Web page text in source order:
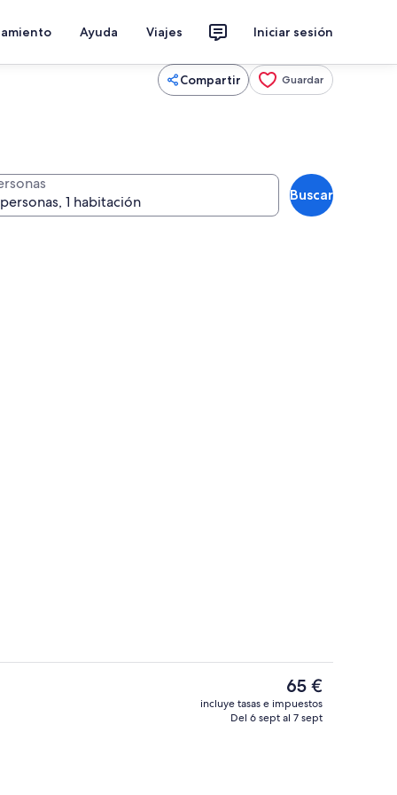
Ayuda Viajes Iniciar sesión
Compartir Guardar
Buscar
Jardines del alojamiento
El
precio
actual
65 €
incluye tasas e impuestos
Del 6 sept al 7 sept